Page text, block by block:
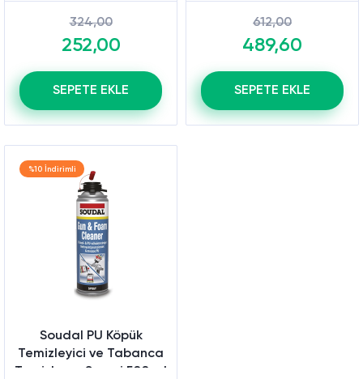
324,00
252,00
SEPETE EKLE
612,00
489,60
SEPETE EKLE
%10 İndirimli
Soudal PU Köpük
Temizleyici ve Tabanca
Temizleme Spreyi 500 ml